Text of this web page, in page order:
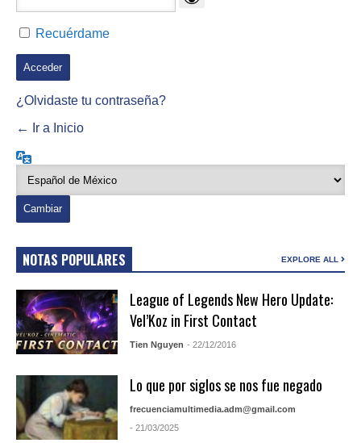
Recuérdame
¿Olvidaste tu contraseña?
← Ir a Inicio
NOTAS POPULARES EXPLORE ALL
League of Legends New Hero Update:
Vel’Koz in First Contact
Tien Nguyen - 22/12/2016
Lo que por siglos se nos fue negado
frecuenciamultimedia.adm@gmail.com
- 21/03/2025